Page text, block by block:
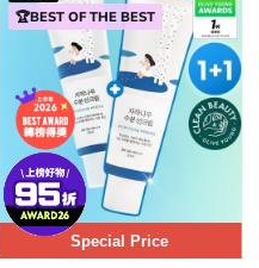
🏆BEST OF THE BEST
Special Price